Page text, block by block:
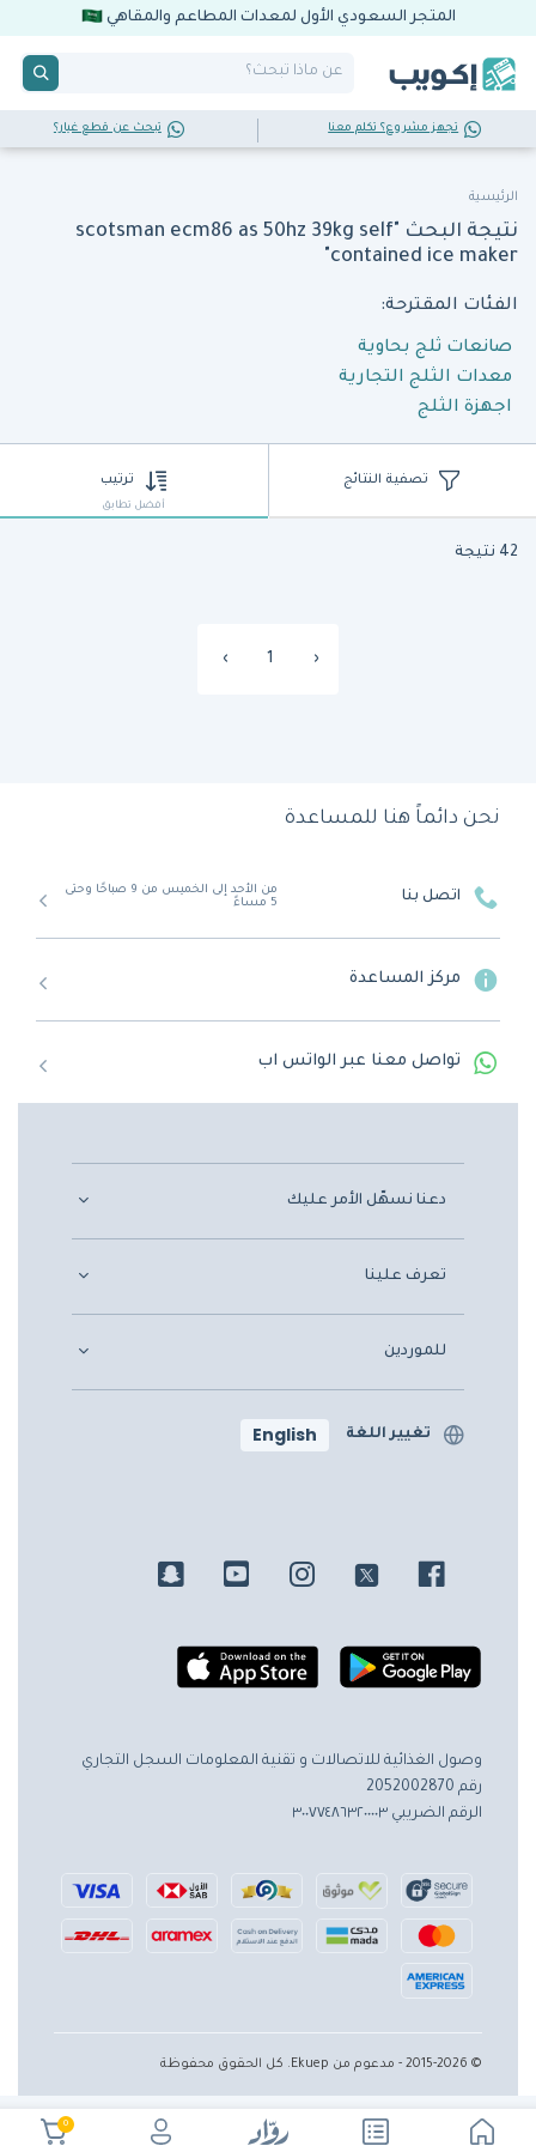
المتجر السعودي الأول لمعدات المطاعم والمقاهي
0
تجهز مشروع؟ تكلم معنا تبحث عن قطع غيار؟
الرئيسية
نتيجة البحث "scotsman ecm86 as 50hz 39kg self
contained ice maker"
الفئات المقترحة:
صانعات ثلج بحاوية
معدات الثلج التجارية
اجهزة الثلج
تصفية النتائج ترتيب
أفضل تطابق
42 نتيجة
‹
1
›
نحن دائماً هنا للمساعدة
اتصل بنا
من الأحد إلى الخميس من 9 صباحًا وحتى
5 مساءً
مركز المساعدة
تواصل معنا عبر الواتس اب
دعنا نسهّل الأمر عليك
تعرف علينا
للموردين
تغيير اللغة English
وصول الغذائية للاتصالات و تقنية المعلومات السجل التجاري
رقم 2052002870
الرقم الضريبي ٣٠٠٧٧٤٨٦٣٢٠٠٠٠٣
© 2015-2026 - مدعوم من Ekuep. كل الحقوق محفوظة